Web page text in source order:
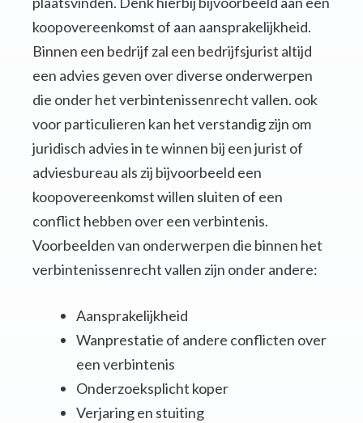
koopovereenkomst of aan aansprakelijkheid.
Binnen een bedrijf zal een bedrijfsjurist altijd
een advies geven over diverse onderwerpen
die onder het verbintenissenrecht vallen. ook
voor particulieren kan het verstandig zijn om
juridisch advies in te winnen bij een jurist of
adviesbureau als zij bijvoorbeeld een
koopovereenkomst willen sluiten of een
conflict hebben over een verbintenis.
Voorbeelden van onderwerpen die binnen het
verbintenissenrecht vallen zijn onder andere:
Aansprakelijkheid
Wanprestatie of andere conflicten over
een verbintenis
Onderzoeksplicht koper
Verjaring en stuiting